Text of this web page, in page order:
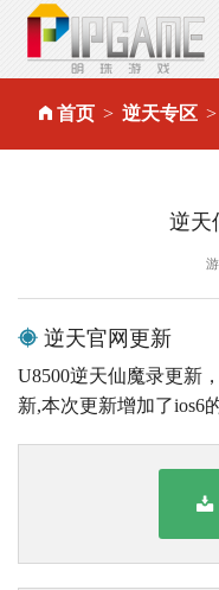
首页 逆天专区
逆天
逆天官网更新
U8500逆天仙魔录更新
新,本次更新增加了ios6